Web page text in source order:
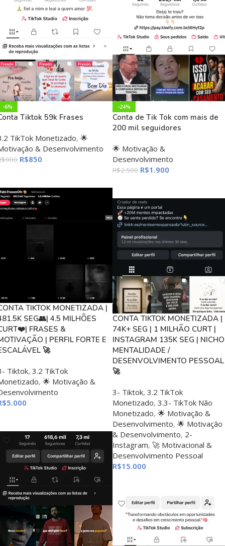
-6%
Tiktok 59k Frases
TikTok Monetizado, 🌟
& Desenvolvimento
900 R$850
-24%
Conta de Tik Tok com mais de
200 mil seguidores
🌟 Motivação &
Desenvolvimento
R$2.500 R$1.900
TIKTOK MONETIZADA |
SEG👥| 4.5 MILHÕES
FRASES &
| PERFIL FORTE E
🚀
Tiktok, 3.2 TikTok
, 🌟 Motivação &
5.000
CONTA TIKTOK MONETIZADA |
74K+ SEG | 1 MILHÃO CURT |
INSTAGRAM 135K SEG | NICHO
MENTALIDADE /
DESENVOLVIMENTO PESSOAL
🚀
3- Tiktok, 3.2 TikTok
Monetizado, 3.3- TikTok Não
Monetizado, 🌟 Motivação &
Desenvolvimento, 🌟 Motivação
& Desenvolvimento, 2-
Instagram, 🚀 Motivacional &
Desenvolvimento Pessoal
R$15.000